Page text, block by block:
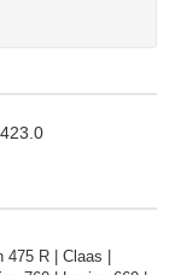
R | Claas |